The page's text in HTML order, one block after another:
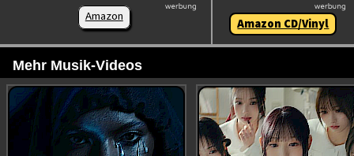
Amazon Amazon CD/Vinyl
Mehr Musik-Videos